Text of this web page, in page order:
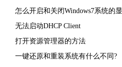
怎么开启和关闭Windows7系统的显
卡硬件加速功能
无法启动DHCP Client
打开资源管理器的方法
一键还原和重装系统有什么不同?